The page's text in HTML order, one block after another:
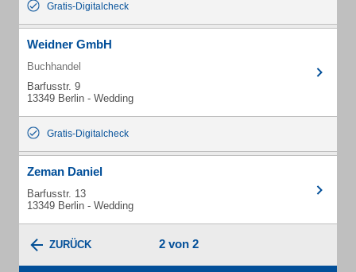
Gratis-Digitalcheck
Weidner GmbH
Buchhandel
Barfusstr. 9
13349 Berlin - Wedding
Gratis-Digitalcheck
Zeman Daniel
Barfusstr. 13
13349 Berlin - Wedding
ZURÜCK 2 von 2